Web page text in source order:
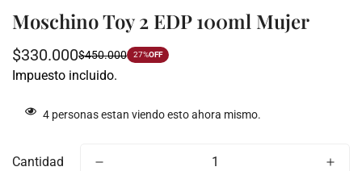
Moschino Toy 2 EDP 100ml Mujer
Precio
de
$330.000
Precio
regular
$450.000 27%OFF
Impuesto incluido.
4 personas estan viendo esto ahora mismo.
Cantidad